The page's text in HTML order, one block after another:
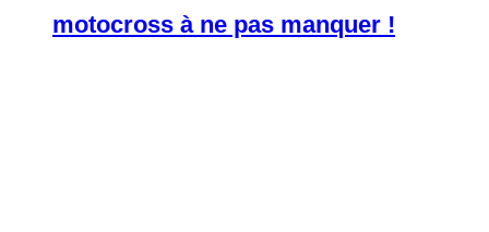
motocross à ne pas manquer !